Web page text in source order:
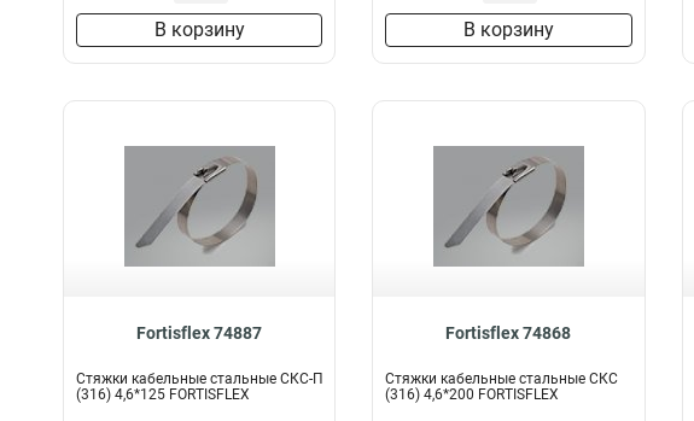
В корзину В корзину
Fortisflex 74887
Стяжки кабельные стальные СКС-П
(316) 4,6*125 FORTISFLEX
Fortisflex 74868
Стяжки кабельные стальные СКС
(316) 4,6*200 FORTISFLEX